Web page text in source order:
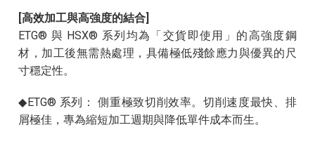
[高效加工與高強度的結合]
ETG® 與 HSX® 系列均為「交貨即使用」的高強度鋼
材，加工後無需熱處理，具備極低殘餘應力與優異的尺
寸穩定性。
◆ETG® 系列： 側重極致切削效率。切削速度最快、排
屑極佳，專為縮短加工週期與降低單件成本而生。